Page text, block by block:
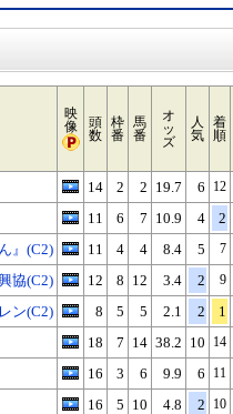
映
像
頭
数
枠
番
馬
番
オ
ッ
ズ
人
気
着
順
14 2 2 19.7 6 12
11 6 7 10.9 4 2
』(C2) 11 4 4 8.4 5 7
協(C2) 12 8 12 3.4 2 9
ン(C2) 8 5 5 2.1 2 1
18 7 14 38.2 10 14
16 3 6 9.9 6 11
16 5 10 4.8 2 10